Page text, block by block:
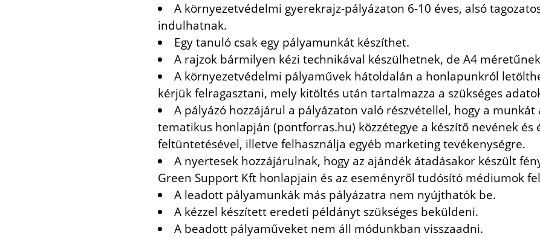
A környezetvédelmi gyerekrajz-pályázaton 6-10 éves, alsó
indulhatnak.
Egy tanuló csak egy pályamunkát készíthet.
A rajzok bármilyen kézi technikával készülhetnek, de A4
A környezetvédelmi pályaművek hátoldalán a honlapunkról
kérjük felragasztani, mely kitöltés után tartalmazza a szükséges
A pályázó hozzájárul a pályázaton való részvétellel, hogy a munkát
tematikus honlapján (pontforras.hu) közzétegye a készítő nevének és
feltüntetésével, illetve felhasználja egyéb marketing tevékenységre.
A nyertesek hozzájárulnak, hogy az ajándék átadásakor készült
Green Support Kft honlapjain és az eseményről tudósító médiumok
A leadott pályamunkák más pályázatra nem nyújthatók be.
A kézzel készített eredeti példányt szükséges beküldeni.
A beadott pályaműveket nem áll módunkban visszaadni.